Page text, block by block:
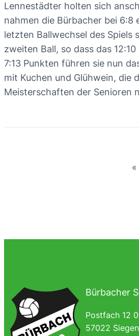
Lennestädter holten sich
nahmen die Bürbacher bei 6:8
letzten Ballwechsel des Spiels
zweiten Ball, so dass das
7:13 Punkten führen sie nun
mit Kuchen und Glühwein, die
Meisterschaften der Senioren
«
Bürbacher
Postfach 12
57022 Siegen